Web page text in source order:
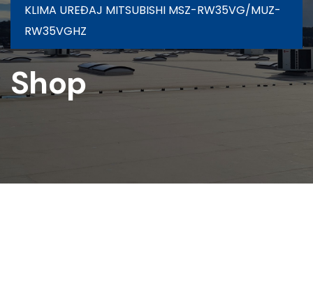
KLIMA UREĐAJ MITSUBISHI MSZ-RW35VG/MUZ-
RW35VGHZ
Shop